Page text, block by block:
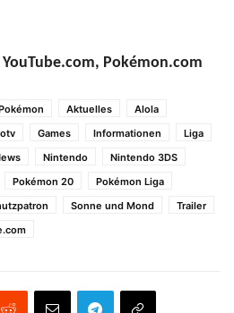
Pokémon.com
Aktuelles
Alola
Games Informationen
Liga
Nintendo
Nintendo 3DS
Pokémon 20
Pokémon Liga
Sonne und Mond
Trailer